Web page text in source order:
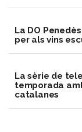
​La DO
per als vins
La sèrie de
temporada
catalanes